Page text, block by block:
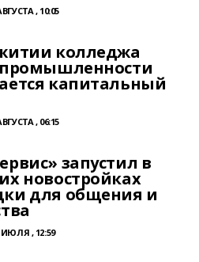
, 10:05
колледжа
капитальный
, 06:15
запустил в
новостройках
для общения и
ИЮЛЯ , 12:59